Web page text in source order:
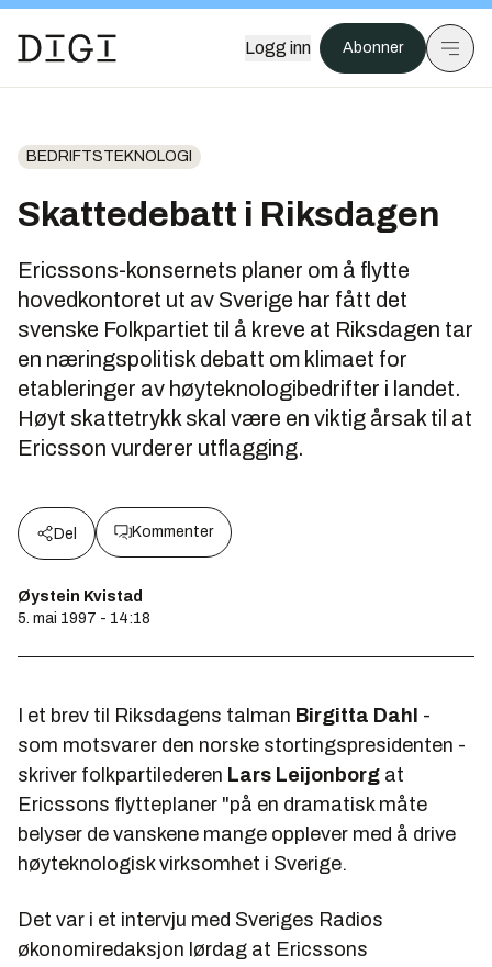
Logg inn Abonner
BEDRIFTSTEKNOLOGI
Skattedebatt i Riksdagen
Ericssons-konsernets planer om å flytte
hovedkontoret ut av Sverige har fått det
svenske Folkpartiet til å kreve at Riksdagen tar
en næringspolitisk debatt om klimaet for
etableringer av høyteknologibedrifter i landet.
Høyt skattetrykk skal være en viktig årsak til at
Ericsson vurderer utflagging.
Del Kommenter
Øystein Kvistad
5. mai 1997 - 14:18
I et brev til Riksdagens talman Birgitta Dahl -
som motsvarer den norske stortingspresidenten -
skriver folkpartilederen Lars Leijonborg at
Ericssons flytteplaner "på en dramatisk måte
belyser de vanskene mange opplever med å drive
høyteknologisk virksomhet i Sverige.
Det var i et intervju med Sveriges Radios
økonomiredaksjon lørdag at Ericssons